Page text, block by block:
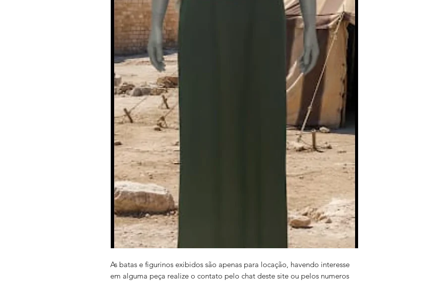
As batas e figurinos exibidos são apenas para locação, havendo interesse
em alguma peça realize o contato pelo chat deste site ou pelos numeros